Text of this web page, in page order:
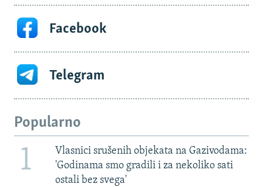
Facebook
Telegram
Popularno
1
Vlasnici srušenih objekata na Gazivodama:
'Godinama smo gradili i za nekoliko sati
ostali bez svega'